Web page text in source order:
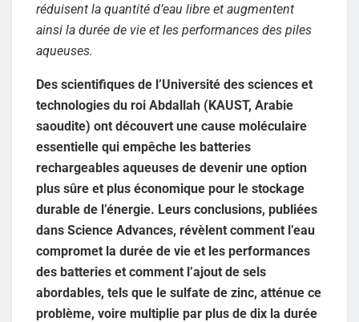
réduisent la quantité d’eau libre et augmentent
ainsi la durée de vie et les performances des piles
aqueuses.
Des scientifiques de l’Université des sciences et
technologies du roi Abdallah (KAUST, Arabie
saoudite) ont découvert une cause moléculaire
essentielle qui empêche les batteries
rechargeables aqueuses de devenir une option
plus sûre et plus économique pour le stockage
durable de l’énergie. Leurs conclusions, publiées
dans Science Advances, révèlent comment l’eau
compromet la durée de vie et les performances
des batteries et comment l’ajout de sels
abordables, tels que le sulfate de zinc, atténue ce
problème, voire multiplie par plus de dix la durée